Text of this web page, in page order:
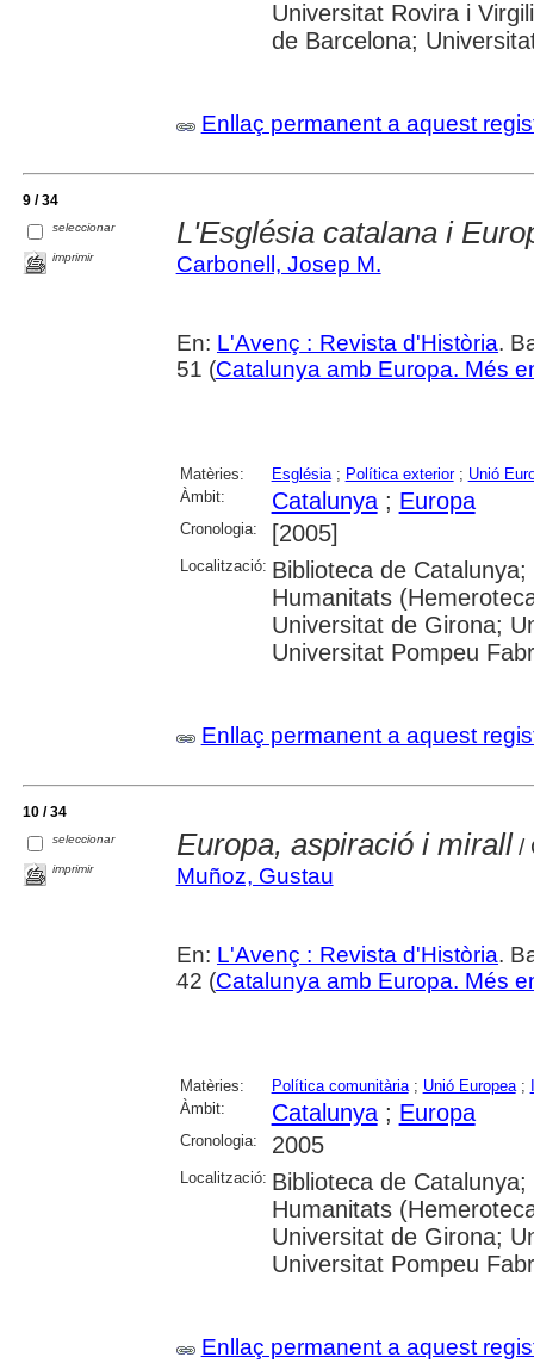
Universitat Rovira i
de Barcelona;
Enllaç permanent a aquest
9 / 34
seleccionar
imprimir
L'Església catalana i
Carbonell, Josep M.
En: L'Avenç : Revista d'Història.
51 (Catalunya amb Europa. Més
Matèries: Església; Política exterior; Unió
Àmbit:
Catalunya; Europa
Cronologia: [2005]
Localització: Biblioteca de
Humanitats
Universitat de Girona;
Universitat Pompeu
Enllaç permanent a aquest
10 / 34
seleccionar
imprimir
Europa, aspiració i mirall/
Muñoz, Gustau
En: L'Avenç : Revista d'Història.
42 (Catalunya amb Europa. Més
Matèries: Política comunitària; Unió Europea;
Àmbit:
Catalunya; Europa
Cronologia: 2005
Localització: Biblioteca de
Humanitats
Universitat de Girona;
Universitat Pompeu
Enllaç permanent a aquest